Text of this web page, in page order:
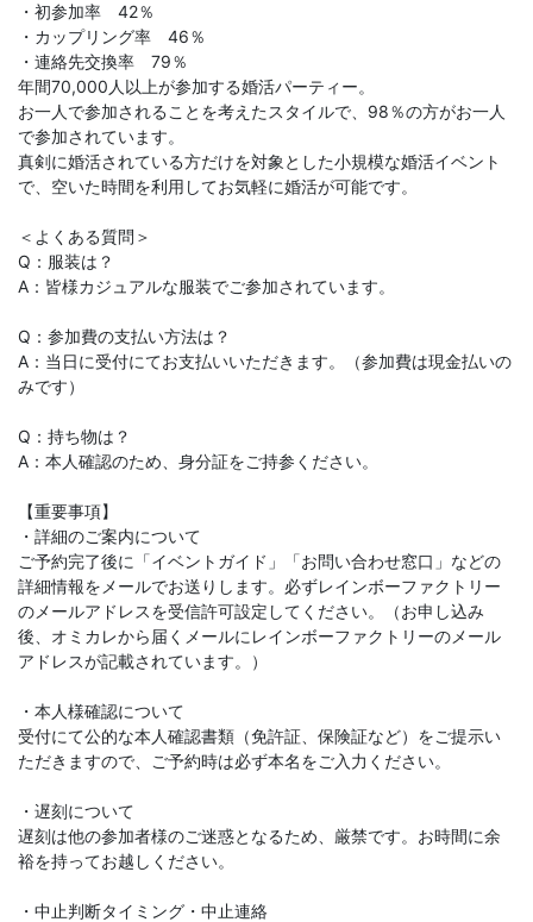
・初参加率 42％
・カップリング率 46％
・連絡先交換率 79％
年間70,000人以上が参加する婚活パーティー。
お一人で参加されることを考えたスタイルで、98％の方がお一人
で参加されています。
真剣に婚活されている方だけを対象とした小規模な婚活イベント
で、空いた時間を利用してお気軽に婚活が可能です。
＜よくある質問＞
Q：服装は？
A：皆様カジュアルな服装でご参加されています。
Q：参加費の支払い方法は？
A：当日に受付にてお支払いいただきます。（参加費は現金払いの
みです）
Q：持ち物は？
A：本人確認のため、身分証をご持参ください。
【重要事項】
・詳細のご案内について
ご予約完了後に「イベントガイド」「お問い合わせ窓口」などの
詳細情報をメールでお送りします。必ずレインボーファクトリー
のメールアドレスを受信許可設定してください。（お申し込み
後、オミカレから届くメールにレインボーファクトリーのメール
アドレスが記載されています。）
・本人様確認について
受付にて公的な本人確認書類（免許証、保険証など）をご提示い
ただきますので、ご予約時は必ず本名をご入力ください。
・遅刻について
遅刻は他の参加者様のご迷惑となるため、厳禁です。お時間に余
裕を持ってお越しください。
・中止判断タイミング・中止連絡